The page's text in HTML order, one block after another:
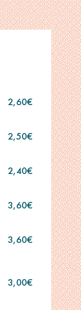
2,60€
2,50€
2,40€
3,60€
3,60€
3,00€